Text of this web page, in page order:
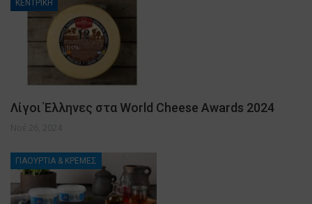
ΚΕΝΤΡΙΚΗ
Λίγοι Έλληνες στα World Cheese Awards 2024
Νοέ 26, 2024
ΓΙΑΟΥΡΤΙΑ & ΚΡΕΜΕΣ